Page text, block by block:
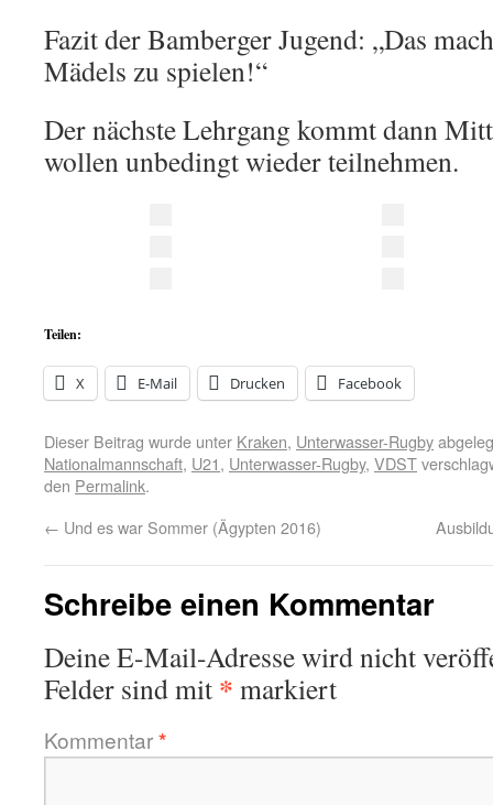
Fazit der Bamberger Jugend: „Das
Mädels zu spielen!“
Der nächste Lehrgang kommt dann
wollen unbedingt wieder teilnehmen.
Teilen:
X E-Mail Drucken Facebook
Dieser Beitrag wurde unter Kraken, Unterwasser-Rugby
Nationalmannschaft, U21, Unterwasser-Rugby, VDST
den Permalink.
← Und es war Sommer (Ägypten 2016)
Schreibe einen Kommentar
Deine E-Mail-Adresse wird nicht
Felder sind mit * markiert
Kommentar*